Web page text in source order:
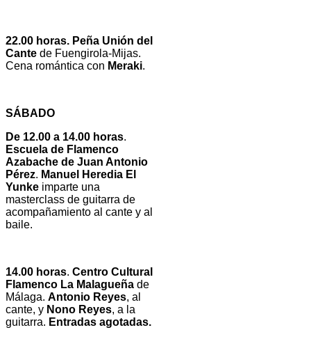
22.00 horas. Peña Unión del
Cante de Fuengirola-Mijas.
Cena romántica con Meraki.
SÁBADO
De 12.00 a 14.00 horas.
Escuela de Flamenco
Azabache de Juan Antonio
Pérez. Manuel Heredia El
Yunke imparte una
masterclass de guitarra de
acompañamiento al cante y al
baile.
14.00 horas. Centro Cultural
Flamenco La Malagueña de
Málaga. Antonio Reyes, al
cante, y Nono Reyes, a la
guitarra. Entradas agotadas.